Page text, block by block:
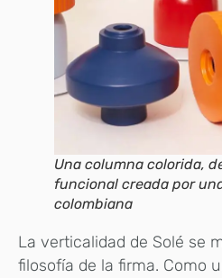
Una columna colorida,
funcional creada por
colombiana
La verticalidad de Solé se
filosofía de la firma. Como